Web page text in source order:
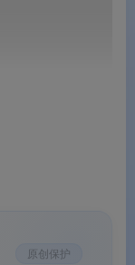
原创保护